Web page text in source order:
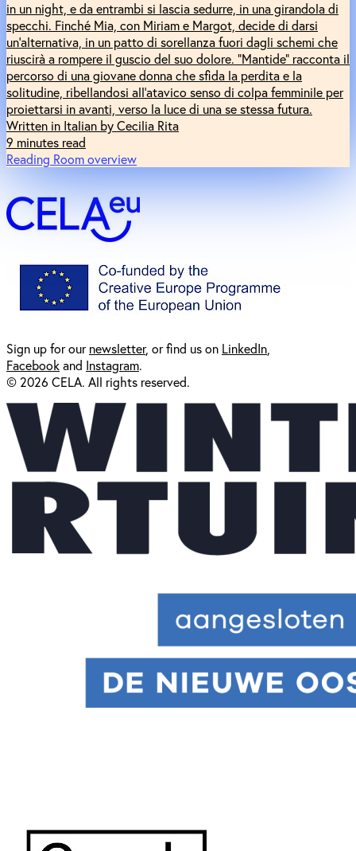
in un night, e da entrambi si lascia sedurre, in una girandola di
specchi. Finché Mia, con Miriam e Margot, decide di darsi
un’alternativa, in un patto di sorellanza fuori dagli schemi che
riuscirà a rompere il guscio del suo dolore. “Mantide” racconta il
percorso di una giovane donna che sfida la perdita e la
solitudine, ribellandosi all’atavico senso di colpa femminile per
proiettarsi in avanti, verso la luce di una se stessa futura.
Written in Italian by Cecilia Rita
9 minutes read
Reading Room overview
Sign up for ournewsletter, or find us on LinkedIn,
Facebookand Instagram.
© 2026 CELA. All rights reserved.